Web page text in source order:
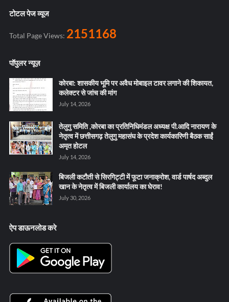
टोटल पेज व्यूज
Total Page Views: 2151168
पॉपुलर न्यूज़
कोरबा: शासकीय भूमि पर अवैध मोबाइल टावर लगाने की शिकायत,
कलेक्टर से जांच की मांग
July 14, 2026
तेलुगु समिति ,कोरबा का प्रतिनिधिमंडल अध्यक्ष पी.आदि नारायण के
नेतृत्व में छत्तीसगढ़ तेलुगु महासंघ के प्रदेश कार्यकारिणी बैठक साईं
अमृत होटल
July 14, 2026
बिजली कटौती से सिरगिट्टी में फूटा जनाक्रोश, वार्ड पार्षद अब्दुल
खान के नेतृत्व में बिजली कार्यालय का घेराव!
July 30, 2026
ऐप डाऊनलोड करे